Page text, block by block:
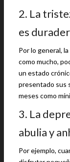
2. La
es
Por lo general,
como mucho,
un estado
presentado sus
meses como
3. La
abulia y
Por ejemplo,